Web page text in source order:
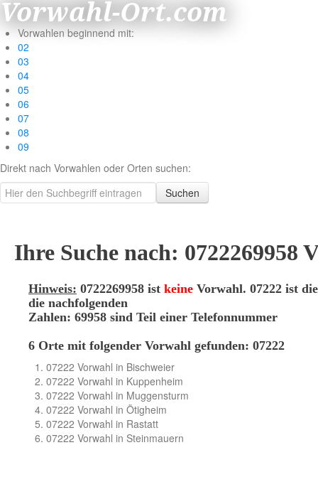
Vorwahl-Ort.com
Vorwahlen beginnend mit:
02
03
04
05
06
07
08
09
Direkt nach Vorwahlen oder Orten suchen:
Suchen
Ihre Suche nach: 0722269958
Hinweis: 0722269958 ist keine Vorwahl. 07222 ist
die nachfolgenden
Zahlen: 69958 sind Teil einer Telefonnummer
6 Orte mit folgender Vorwahl gefunden: 07222
07222 Vorwahl in Bischweier
07222 Vorwahl in Kuppenheim
07222 Vorwahl in Muggensturm
07222 Vorwahl in Ötigheim
07222 Vorwahl in Rastatt
07222 Vorwahl in Steinmauern